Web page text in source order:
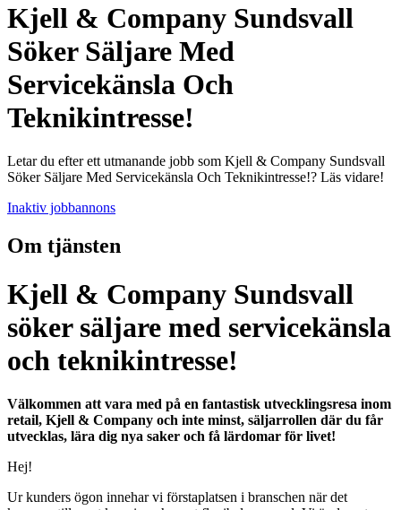
Kjell & Company Sundsvall
Söker Säljare Med
Servicekänsla Och
Teknikintresse!
Letar du efter ett utmanande jobb som Kjell & Company Sundsvall
Söker Säljare Med Servicekänsla Och Teknikintresse!? Läs vidare!
Inaktiv jobbannons
Om tjänsten
Kjell & Company Sundsvall
söker säljare med servicekänsla
och teknikintresse!
Välkommen att vara med på en fantastisk utvecklingsresa inom
retail, Kjell & Company och inte minst, säljarrollen där du får
utvecklas, lära dig nya saker och få lärdomar för livet!
Hej!
Ur kunders ögon innehar vi förstaplatsen i branschen när det